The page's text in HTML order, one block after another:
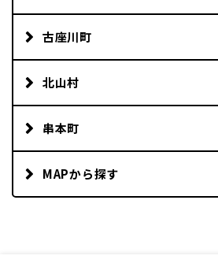
古座川町
北山村
串本町
MAPから探す